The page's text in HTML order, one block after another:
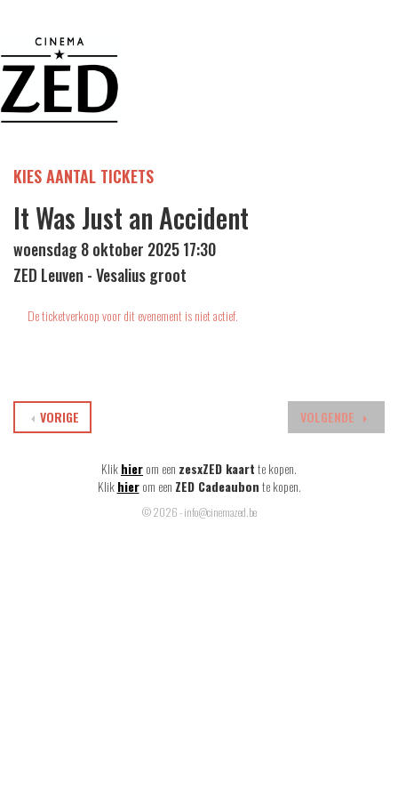
KIES AANTAL TICKETS
It Was Just an Accident
woensdag 8 oktober 2025 17:30
ZED Leuven - Vesalius groot
De ticketverkoop voor dit evenement is niet actief.
VOLGENDE
VORIGE
Klikhierom een zesxZED kaartte kopen.
Klik hier om een ZED Cadeaubonte kopen.
© 2026 - info@cinemazed.be